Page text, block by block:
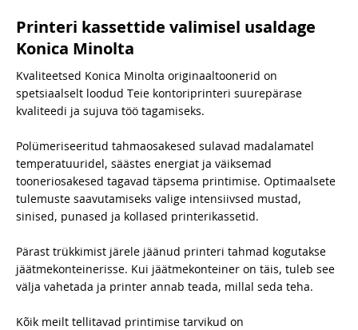
Printeri kassettide valimisel usaldage
Konica Minolta
Kvaliteetsed Konica Minolta originaaltoonerid on
spetsiaalselt loodud Teie kontoriprinteri suurepärase
kvaliteedi ja sujuva töö tagamiseks.
Polümeriseeritud tahmaosakesed sulavad madalamatel
temperatuuridel, säästes energiat ja väiksemad
tooneriosakesed tagavad täpsema printimise. Optimaalsete
tulemuste saavutamiseks valige intensiivsed mustad,
sinised, punased ja kollased printerikassetid.
Pärast trükkimist järele jäänud printeri tahmad kogutakse
jäätmekonteinerisse. Kui jäätmekonteiner on täis, tuleb see
välja vahetada ja printer annab teada, millal seda teha.
Kõik meilt tellitavad printimise tarvikud on